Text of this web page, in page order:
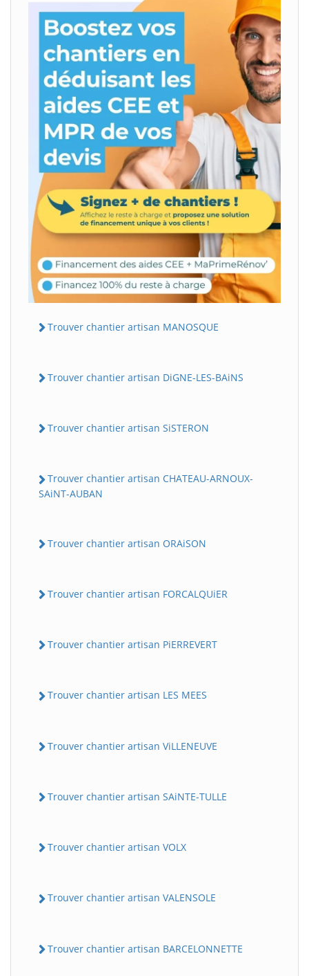
Trouver chantier artisan MANOSQUE
Trouver chantier artisan DiGNE-LES-BAiNS
Trouver chantier artisan SiSTERON
Trouver chantier artisan CHATEAU-ARNOUX-
SAiNT-AUBAN
Trouver chantier artisan ORAiSON
Trouver chantier artisan FORCALQUiER
Trouver chantier artisan PiERREVERT
Trouver chantier artisan LES MEES
Trouver chantier artisan ViLLENEUVE
Trouver chantier artisan SAiNTE-TULLE
Trouver chantier artisan VOLX
Trouver chantier artisan VALENSOLE
Trouver chantier artisan BARCELONNETTE